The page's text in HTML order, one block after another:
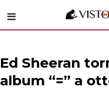
Ed Sheeran
album “=” a